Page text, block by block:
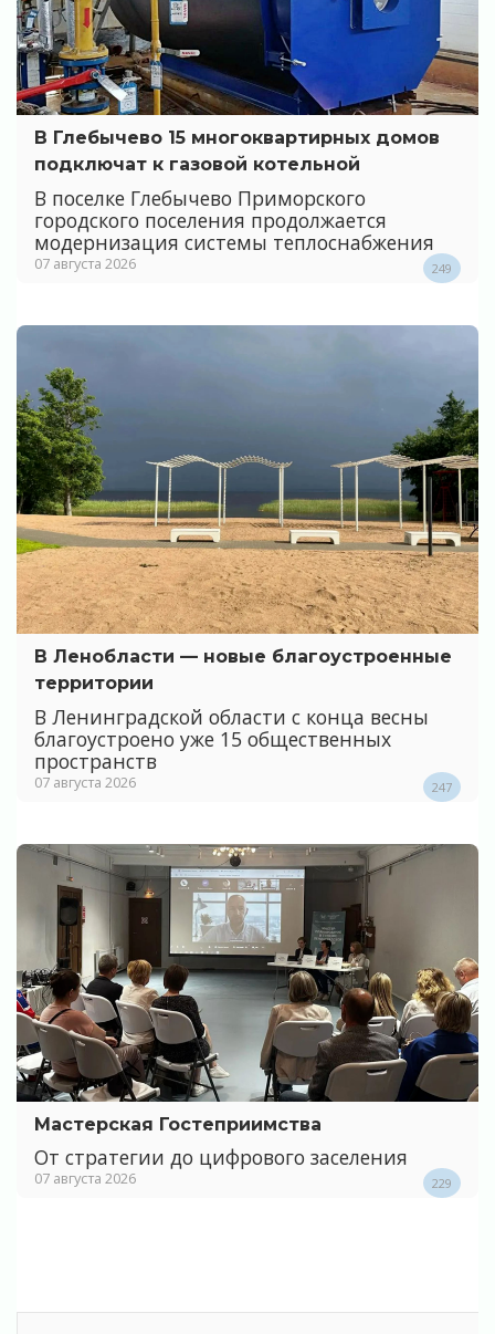
В Глебычево 15 многоквартирных домов
подключат к газовой котельной
В поселке Глебычево Приморского
городского поселения продолжается
модернизация системы теплоснабжения
07 августа 2026 249
В Ленобласти — новые благоустроенные
территории
В Ленинградской области с конца весны
благоустроено уже 15 общественных
пространств
07 августа 2026 247
Мастерская Гостеприимства
От стратегии до цифрового заселения
07 августа 2026 229